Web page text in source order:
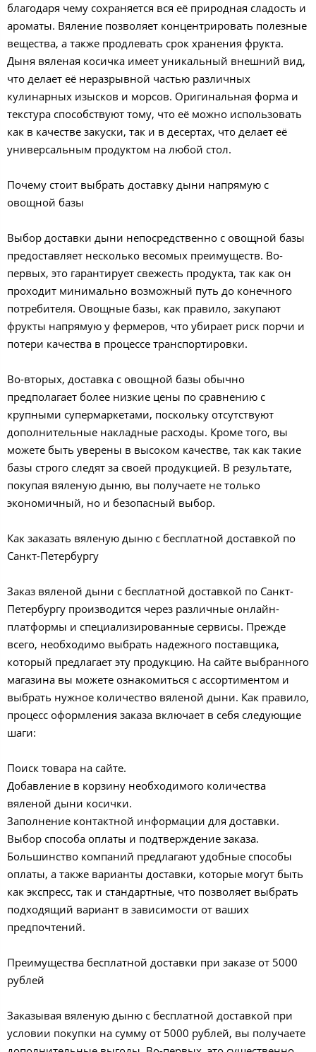
благодаря чему сохраняется вся её природная сладость и
ароматы. Вяление позволяет концентрировать полезные
вещества, а также продлевать срок хранения фрукта.
Дыня вяленая косичка имеет уникальный внешний вид,
что делает её неразрывной частью различных
кулинарных изысков и морсов. Оригинальная форма и
текстура способствуют тому, что её можно использовать
как в качестве закуски, так и в десертах, что делает её
универсальным продуктом на любой стол.
Почему стоит выбрать доставку дыни напрямую с
овощной базы
Выбор доставки дыни непосредственно с овощной базы
предоставляет несколько весомых преимуществ. Во-
первых, это гарантирует свежесть продукта, так как он
проходит минимально возможный путь до конечного
потребителя. Овощные базы, как правило, закупают
фрукты напрямую у фермеров, что убирает риск порчи и
потери качества в процессе транспортировки.
Во-вторых, доставка с овощной базы обычно
предполагает более низкие цены по сравнению с
крупными супермаркетами, поскольку отсутствуют
дополнительные накладные расходы. Кроме того, вы
можете быть уверены в высоком качестве, так как такие
базы строго следят за своей продукцией. В результате,
покупая вяленую дыню, вы получаете не только
экономичный, но и безопасный выбор.
Как заказать вяленую дыню с бесплатной доставкой по
Санкт-Петербургу
Заказ вяленой дыни с бесплатной доставкой по Санкт-
Петербургу производится через различные онлайн-
платформы и специализированные сервисы. Прежде
всего, необходимо выбрать надежного поставщика,
который предлагает эту продукцию. На сайте выбранного
магазина вы можете ознакомиться с ассортиментом и
выбрать нужное количество вяленой дыни. Как правило,
процесс оформления заказа включает в себя следующие
шаги:
Поиск товара на сайте.
Добавление в корзину необходимого количества
вяленой дыни косички.
Заполнение контактной информации для доставки.
Выбор способа оплаты и подтверждение заказа.
Большинство компаний предлагают удобные способы
оплаты, а также варианты доставки, которые могут быть
как экспресс, так и стандартные, что позволяет выбрать
подходящий вариант в зависимости от ваших
предпочтений.
Преимущества бесплатной доставки при заказе от 5000
рублей
Заказывая вяленую дыню с бесплатной доставкой при
условии покупки на сумму от 5000 рублей, вы получаете